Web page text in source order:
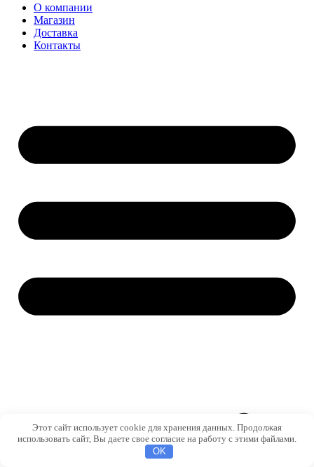
О компании
Магазин
Доставка
Контакты
Этот сайт использует cookie для хранения данных. Продолжая
использовать сайт, Вы даете свое согласие на работу с этими файлами.
OK